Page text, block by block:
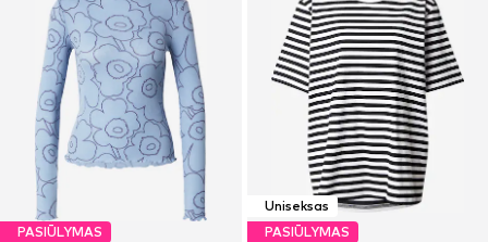
PASIŪLYMAS
Uniseksas
PASIŪLYMAS